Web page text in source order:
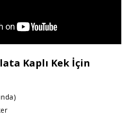
Kaplı Kek İçin